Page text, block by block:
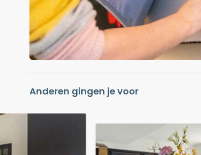
Anderen gingen je voor